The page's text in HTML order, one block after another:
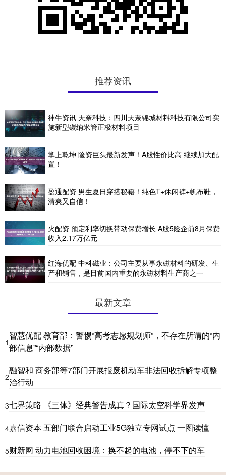
推荐资讯
神牛资讯 天奈科技：四川天奈锦城材料科技有限公司实
施新型碳纳米管正极材料项目
掌上乾坤 险资巨头最新发声！A股性价比高 继续加大配
置！
盈通配资 男生夏日穿搭秘籍！纯色T+休闲裤+帆布鞋，
清爽又自信！
火配资 预定利率切换带动保费增长 A股5险企前8月保费
收入2.17万亿元
红海优配 中科磁业：公司主要从事永磁材料的研发、生
产和销售，是目前国内重要的永磁材料生产商之一
最新文章
1
智慧优配 教育部：警惕“高考志愿规划师”，不存在所谓的“内
部信息”“内部数据”
2
融智和 商务部等7部门开展报废机动车非法回收拆解专项整
治行动
3七界策略 《三体》经典警告成真？国际太空科学界发声
4嘉信资本 五部门联合启动工业5G独立专网试点 一图读懂
5财新网 动力电池回收困境：换不起的电池，停不下的车